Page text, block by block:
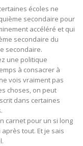
écoles ne
secondaire pour
accéléré et qui
secondaire du
secondaire.
une politique
à consacrer à
vois vraiment pas
choses, on peut
dans certaines
carnet pour un si long
après tout. Et je sais